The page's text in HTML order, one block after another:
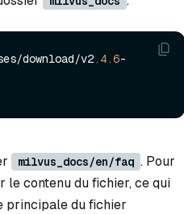
download/v2.4.6-
milvus_docs/en/faq . Pour
le contenu du fichier, ce qui
principale du fichier